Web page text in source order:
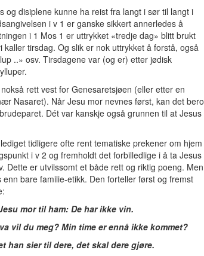
og disiplene kunne ha reist fra langt i sør til langt i
i v 1 er ganske sikkert annerledes å
i 1 Mos 1 er uttrykket «tredje dag» blitt brukt
tirsdag. Og slik er nok uttrykket å forstå, også
..» osv. Tirsdagene var (og er) etter jødisk
rett vest for Genesaretsjøen (eller etter en
Nasaret). Når Jesu mor nevnes først, kan det bero
Dét var kanskje også grunnen til at Jesus
tidligere ofte rent tematiske prekener om hjem
i v 2 og fremholdt det forbilledlige i å ta Jesus
Dette er utvilssomt et både rett og riktig poeng. Men
bare familie-etikk. Den forteller først og fremst
mor til ham: De har ikke vin.
vil du meg? Min time er ennå ikke kommet?
han sier til dere, det skal dere gjøre.